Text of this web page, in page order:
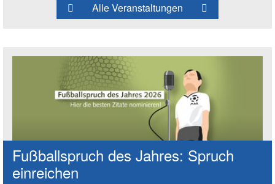
Alle Veranstaltungen
Fußballspruch des Jahres: Spruch
einreichen